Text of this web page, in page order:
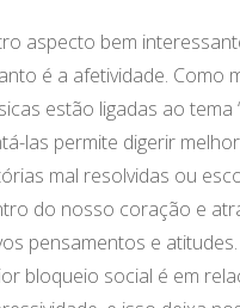
aspecto bem
é a afetividade. Como
estão ligadas ao tema
las permite digerir melhor
mal resolvidas ou
do nosso coração e
pensamentos e
bloqueio social é em